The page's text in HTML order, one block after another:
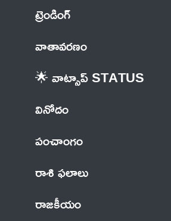
ట్రెండింగ్
వాతావరణం
🌟 వాట్సాప్ STATUS
వినోదం
పంచాంగం
రాశి ఫలాలు
రాజకీయం